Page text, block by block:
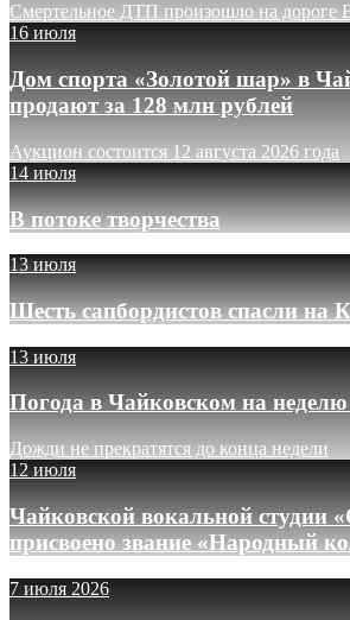
Смертельное ДТП произошло на дороге
16 июля
Дом спорта «Золотой шар» в
продают за 128 млн рублей
Аукцион состоится 12 августа 2026 года
14 июля
В потоке творчества
13 июля
Шесть сапбордистов спасли на
13 июля
Погода в Чайковском на
Дожди не прекратятся до конца недели
12 июля
Чайковской вокальной студии
присвоено звание «Народный
7 июля 2026